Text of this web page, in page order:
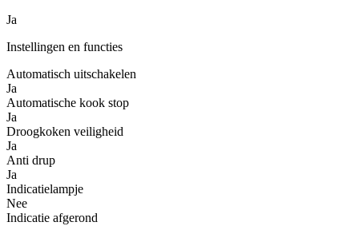
Ja
Instellingen en functies
Automatisch uitschakelen
Ja
Automatische kook stop
Ja
Droogkoken veiligheid
Ja
Anti drup
Ja
Indicatielampje
Nee
Indicatie afgerond